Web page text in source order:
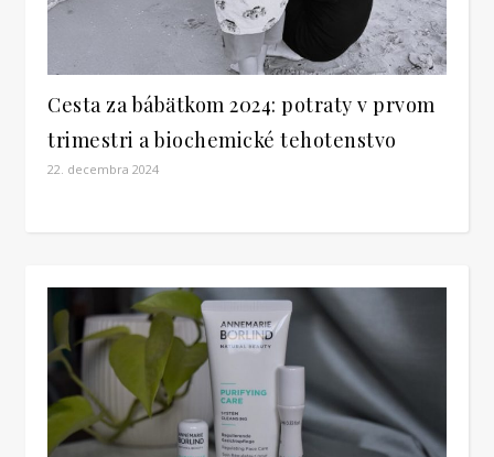
Cesta za bábätkom 2024: potraty v prvom
trimestri a biochemické tehotenstvo
22. decembra 2024